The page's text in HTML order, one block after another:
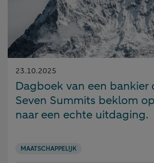
Gepubliceerd
op:
23.10.2025
Dagboek van een bankier
Seven Summits beklom
naar een echte uitdaging.
MAATSCHAPPELIJK